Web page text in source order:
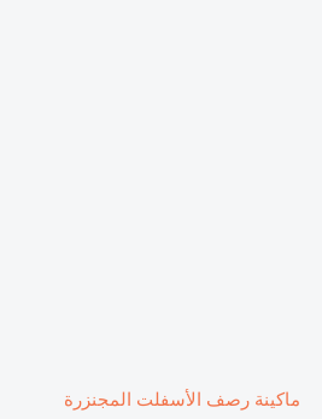
ماكينة رصف الأسفلت المجنزرة